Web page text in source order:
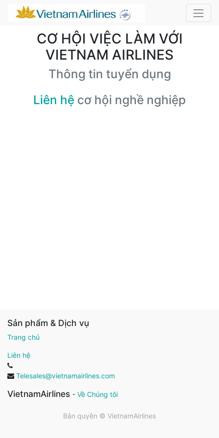
CƠ HỘI VIỆC LÀM VỚI
VIETNAM AIRLINES
Thông tin tuyển dụng
Liên hệ cơ hội nghề nghiệp
Sản phẩm & Dịch vụ
Trang chủ
Liên hệ
Telesales@vietnamairlines.com
VietnamAirlines - Về Chúng tôi
Bản quyền © VietnamAirlines